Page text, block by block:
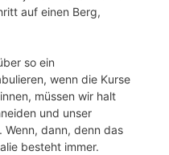
auf einen Berg,
so ein
wenn die Kurse
müssen wir halt
und unser
Wenn, dann, denn das
besteht immer.